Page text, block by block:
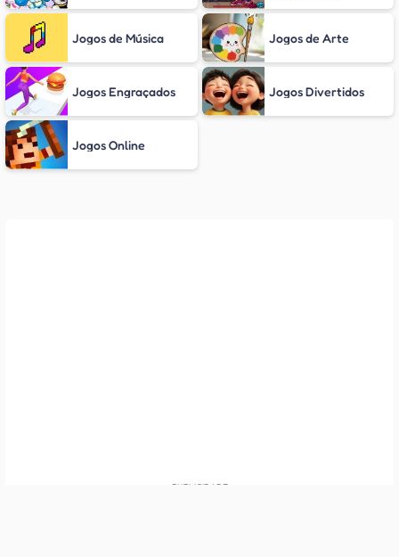
Jogos de Música Jogos de Arte
Jogos Engraçados Jogos Divertidos
Jogos Online